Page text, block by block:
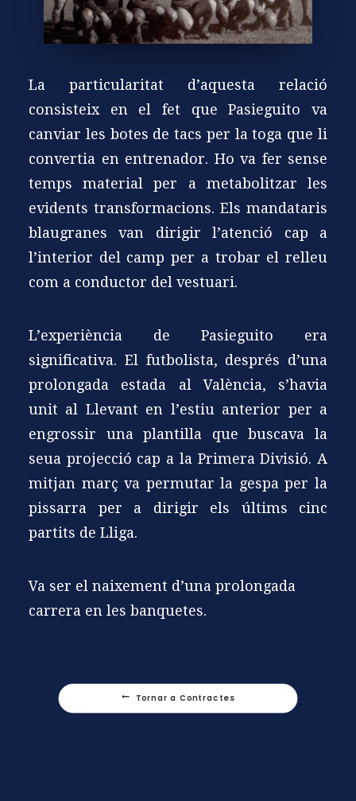
La particularitat d’aquesta relació
consisteix en el fet que Pasieguito va
canviar les botes de tacs per la toga que li
convertia en entrenador. Ho va fer sense
temps material per a metabolitzar les
evidents transformacions. Els mandataris
blaugranes van dirigir l’atenció cap a
l’interior del camp per a trobar el relleu
com a conductor del vestuari.
L’experiència de Pasieguito era
significativa. El futbolista, després d’una
prolongada estada al València, s’havia
unit al Llevant en l’estiu anterior per a
engrossir una plantilla que buscava la
seua projecció cap a la Primera Divisió. A
mitjan març va permutar la gespa per la
pissarra per a dirigir els últims cinc
partits de Lliga.
Va ser el naixement d’una prolongada
carrera en les banquetes.
Tornar a Contractes